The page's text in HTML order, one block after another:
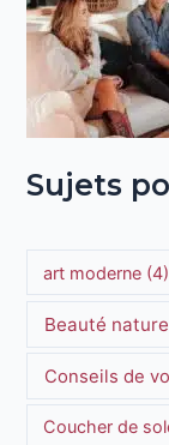
Sujets
art moderne (4)
Beauté
Conseils de
Coucher de